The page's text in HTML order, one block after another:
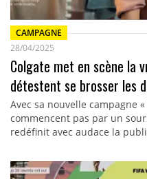
CAMPAGNE
28/04/2025
Colgate met en scène la
détestent se brosser les
Avec sa nouvelle campagne
commencent pas par un
redéfinit avec audace la